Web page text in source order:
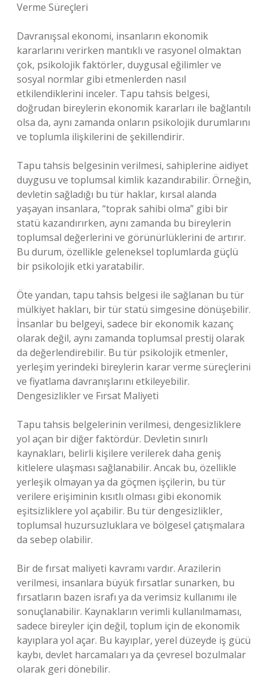
Verme Süreçleri
Davranışsal ekonomi, insanların ekonomik
kararlarını verirken mantıklı ve rasyonel olmaktan
çok, psikolojik faktörler, duygusal eğilimler ve
sosyal normlar gibi etmenlerden nasıl
etkilendiklerini inceler. Tapu tahsis belgesi,
doğrudan bireylerin ekonomik kararları ile bağlantılı
olsa da, aynı zamanda onların psikolojik durumlarını
ve toplumla ilişkilerini de şekillendirir.
Tapu tahsis belgesinin verilmesi, sahiplerine aidiyet
duygusu ve toplumsal kimlik kazandırabilir. Örneğin,
devletin sağladığı bu tür haklar, kırsal alanda
yaşayan insanlara, “toprak sahibi olma” gibi bir
statü kazandırırken, aynı zamanda bu bireylerin
toplumsal değerlerini ve görünürlüklerini de artırır.
Bu durum, özellikle geleneksel toplumlarda güçlü
bir psikolojik etki yaratabilir.
Öte yandan, tapu tahsis belgesi ile sağlanan bu tür
mülkiyet hakları, bir tür statü simgesine dönüşebilir.
İnsanlar bu belgeyi, sadece bir ekonomik kazanç
olarak değil, aynı zamanda toplumsal prestij olarak
da değerlendirebilir. Bu tür psikolojik etmenler,
yerleşim yerindeki bireylerin karar verme süreçlerini
ve fiyatlama davranışlarını etkileyebilir.
Dengesizlikler ve Fırsat Maliyeti
Tapu tahsis belgelerinin verilmesi, dengesizliklere
yol açan bir diğer faktördür. Devletin sınırlı
kaynakları, belirli kişilere verilerek daha geniş
kitlelere ulaşması sağlanabilir. Ancak bu, özellikle
yerleşik olmayan ya da göçmen işçilerin, bu tür
verilere erişiminin kısıtlı olması gibi ekonomik
eşitsizliklere yol açabilir. Bu tür dengesizlikler,
toplumsal huzursuzluklara ve bölgesel çatışmalara
da sebep olabilir.
Bir de fırsat maliyeti kavramı vardır. Arazilerin
verilmesi, insanlara büyük fırsatlar sunarken, bu
fırsatların bazen israfı ya da verimsiz kullanımı ile
sonuçlanabilir. Kaynakların verimli kullanılmaması,
sadece bireyler için değil, toplum için de ekonomik
kayıplara yol açar. Bu kayıplar, yerel düzeyde iş gücü
kaybı, devlet harcamaları ya da çevresel bozulmalar
olarak geri dönebilir.